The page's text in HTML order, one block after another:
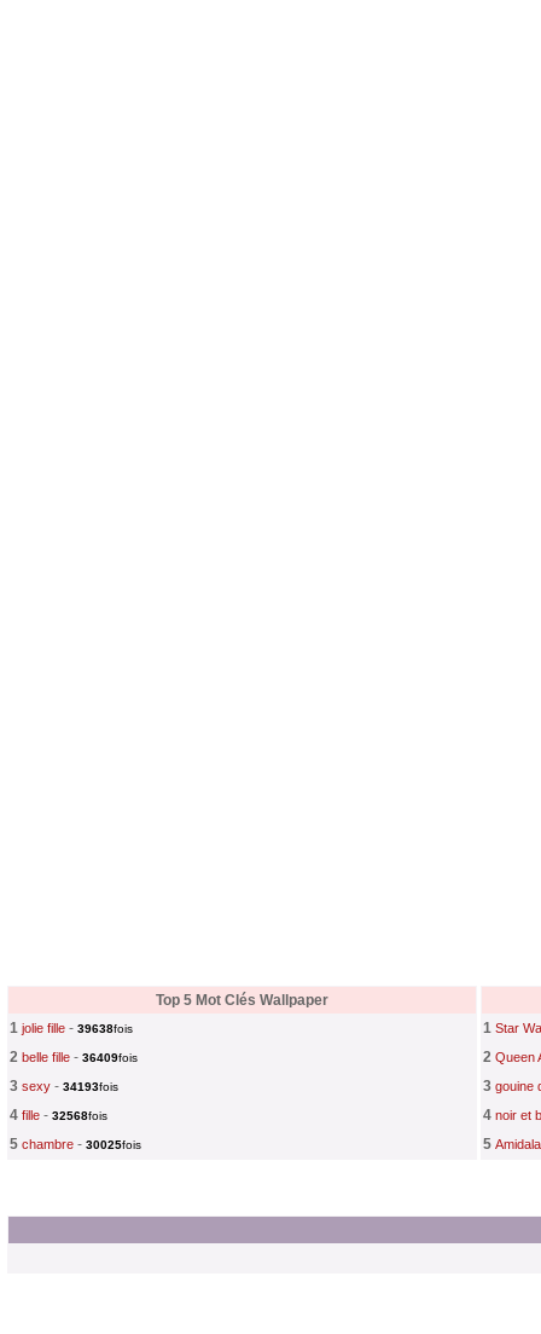
Top 5 Mot Clés Wallpaper
1 jolie fille - 39638fois
2 belle fille - 36409fois
3 sexy - 34193fois
4 fille - 32568fois
5 chambre - 30025fois
1 Star
2 Queen
3 gouine
4 noir et
5